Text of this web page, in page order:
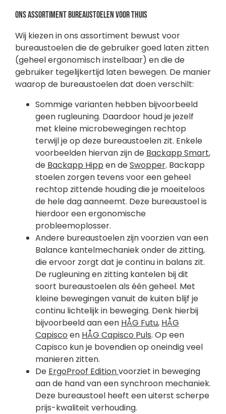
Ons assortiment bureaustoelen voor thuis
Wij kiezen in ons assortiment bewust voor
bureaustoelen die de gebruiker goed laten zitten
(geheel ergonomisch instelbaar) en die de
gebruiker tegelijkertijd laten bewegen. De manier
waarop de bureaustoelen dat doen verschilt:
Sommige varianten hebben bijvoorbeeld
geen rugleuning. Daardoor houd je jezelf
met kleine microbewegingen rechtop
terwijl je op deze bureaustoelen zit. Enkele
voorbeelden hiervan zijn de Backapp Smart,
de Backapp Hipp en deSwopper. Backapp
stoelen zorgen tevens voor een geheel
rechtop zittende houding die je moeiteloos
de hele dag aanneemt. Deze bureaustoel is
hierdoor een ergonomische
probleemoplosser.
Andere bureaustoelen zijn voorzien van een
Balance kantelmechaniek onder de zitting,
die ervoor zorgt dat je continu in balans zit.
De rugleuning en zitting kantelen bij dit
soort bureaustoelen als één geheel. Met
kleine bewegingen vanuit de kuiten blijf je
continu lichtelijk in beweging. Denk hierbij
bijvoorbeeld aan een HÅG Futu, HÅG
Capisco en HÅG Capisco Puls. Op een
Capisco kun je bovendien op oneindig veel
manieren zitten.
De ErgoProof Editionvoorziet in beweging
aan de hand van een synchroon mechaniek.
Deze bureaustoel heeft een uiterst scherpe
prijs-kwaliteit verhouding.